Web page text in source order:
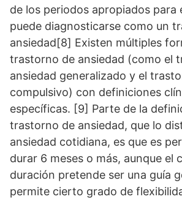
de los periodos apropiados para
puede diagnosticarse como un
ansiedad[8] Existen múltiples
trastorno de ansiedad (como el
ansiedad generalizado y el
compulsivo) con definiciones
específicas. [9] Parte de la
trastorno de ansiedad, que lo
ansiedad cotidiana, es que es
durar 6 meses o más, aunque el
duración pretende ser una guía
permite cierto grado de